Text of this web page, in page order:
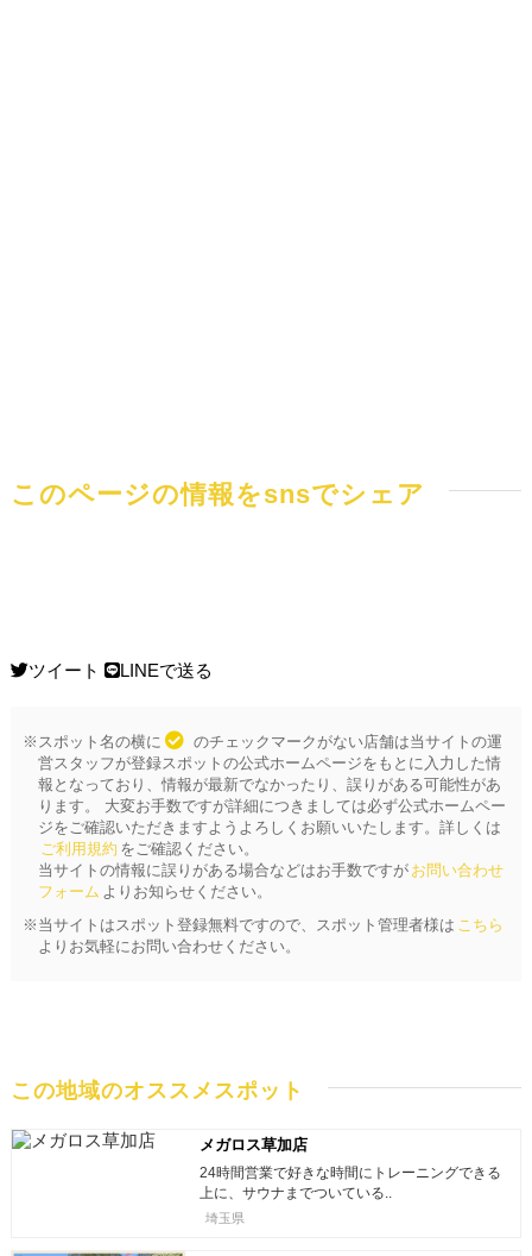
このページの情報をsnsでシェア
ツイート LINEで送る
※スポット名の横に
のチェックマークがない店舗は当サイトの運
営スタッフが登録スポットの公式ホームページをもとに入力した情
報となっており、情報が最新でなかったり、誤りがある可能性があ
ります。 大変お手数ですが詳細につきましては必ず公式ホームペー
ジをご確認いただきますようよろしくお願いいたします。詳しくは
ご利用規約 をご確認ください。
当サイトの情報に誤りがある場合などはお手数ですが お問い合わせ
フォーム よりお知らせください。
※当サイトはスポット登録無料ですので、スポット管理者様は こちら
よりお気軽にお問い合わせください。
この地域のオススメスポット
メガロス草加店
24時間営業で好きな時間にトレーニングできる
上に、サウナまでついている..
埼玉県